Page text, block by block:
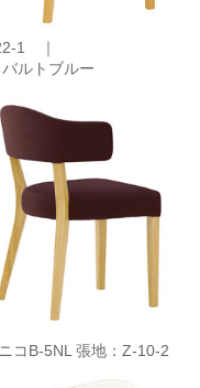
22-1 ｜
ルトブルー
コB-5NL 張地：Z-10-2